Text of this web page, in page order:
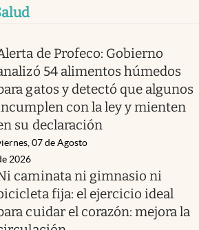
de Profeco: Gobierno
54 alimentos húmedos
gatos y detectó que algunos
con la ley y mienten
su declaración
07 de Agosto
2026
caminata ni gimnasio ni
fija: el ejercicio ideal
cuidar el corazón: mejora la